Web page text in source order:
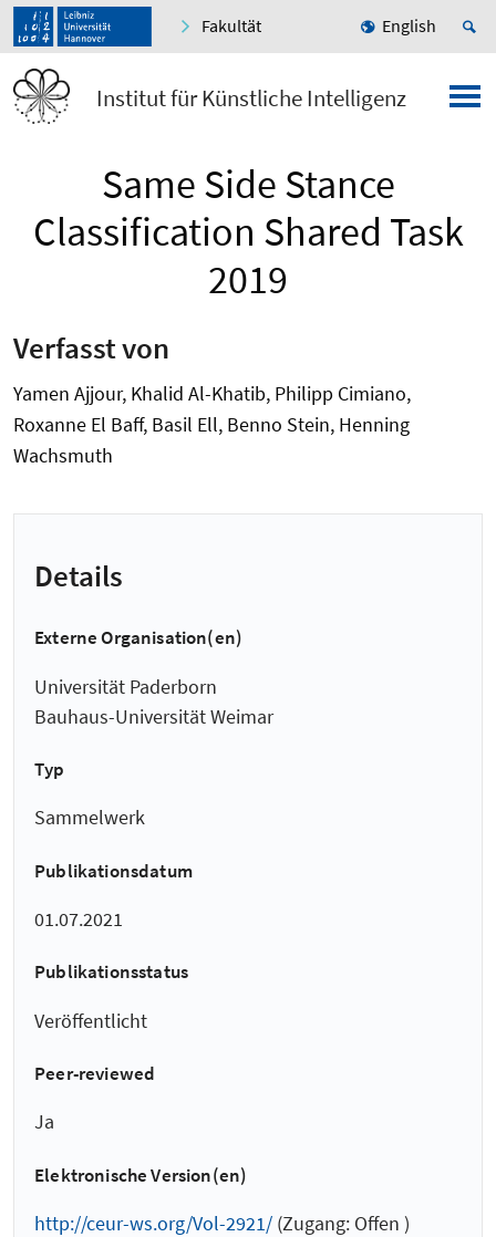
Fakultät English
Institut für Künstliche Intelligenz
Same Side Stance
Classification Shared Task
2019
Verfasst von
Yamen Ajjour, Khalid Al-Khatib, Philipp Cimiano,
Roxanne El Baff, Basil Ell, Benno Stein, Henning
Wachsmuth
Details
Externe Organisation(en)
Universität Paderborn
Bauhaus-Universität Weimar
Typ
Sammelwerk
Publikationsdatum
01.07.2021
Publikationsstatus
Veröffentlicht
Peer-reviewed
Ja
Elektronische Version(en)
http://ceur-ws.org/Vol-2921/ (Zugang: Offen )